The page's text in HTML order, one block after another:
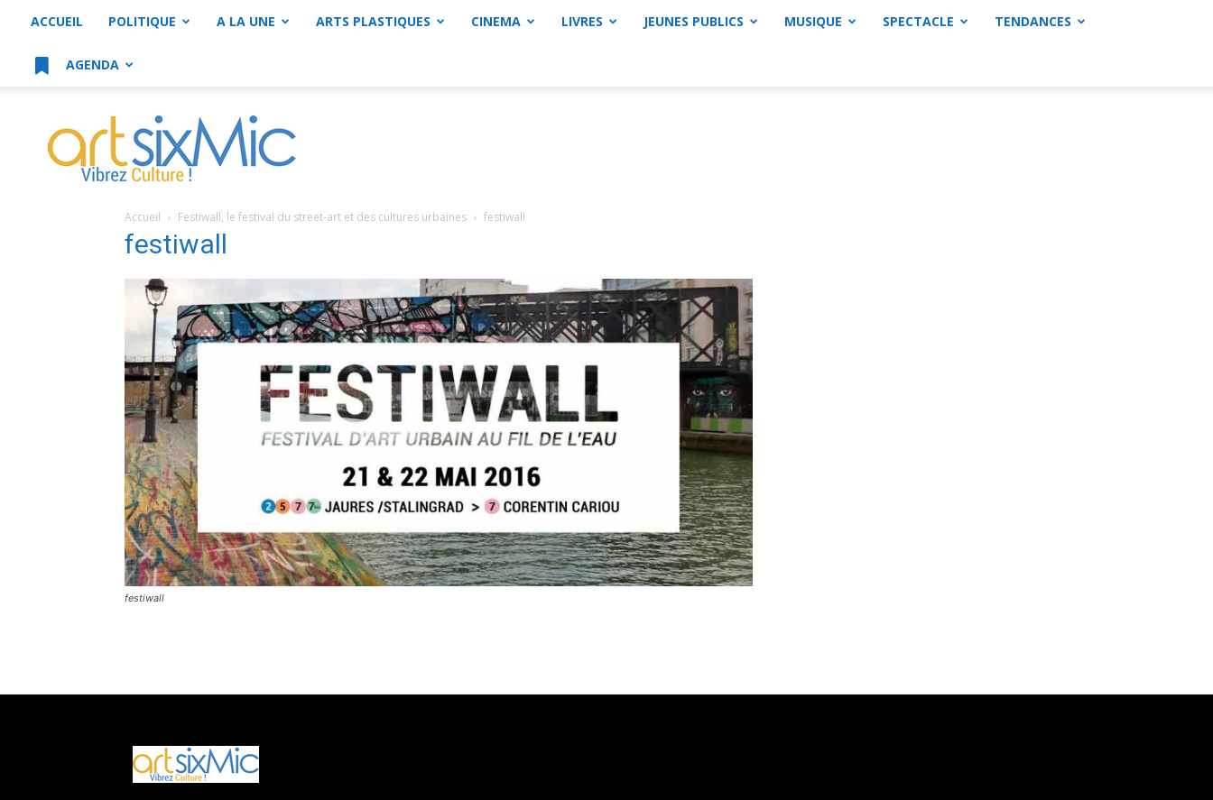
ACCUEIL POLITIQUE A LA UNE ARTS PLASTIQUES CINEMA LIVRES JEUNES PUBLICS MUSIQUE SPECTACLE TENDANCES
AGENDA
artsixMic
Accueil Festiwall, le festival du street-art et des cultures urbaines festiwall
festiwall
festiwall